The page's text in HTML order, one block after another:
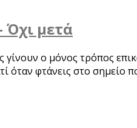
Όχι μετά
ο μόνος τρόπος
φτάνεις στο σημείο